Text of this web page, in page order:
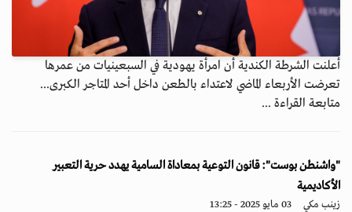
أعلنت الشرطة الكندية أن امرأة يهودية في السبعينيات من عمرها
تعرضت الأربعاء الماضي لاعتداء بالطعن داخل أحد المتاجر الكبرى...
متابعة القراءة ...
"واشنطن بوست": قانون التوعية بمعاداة السامية يهدد حرية التعبير
الأكاديمية
زينب مكي 03 مايو 2025 - 13:25